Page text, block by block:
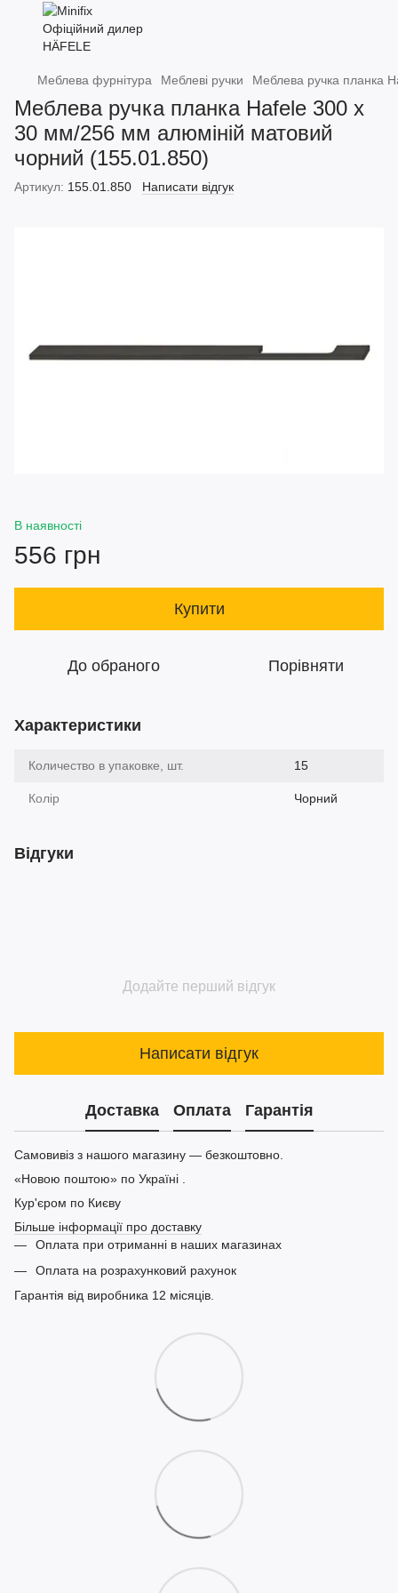
Меблева фурнітура Меблеві ручки Меблева ручка планка
Меблева ручка планка Hafele 300 х
30 мм/256 мм алюміній матовий
чорний (155.01.850)
Артикул: 155.01.850 Написати відгук
В наявності
556 грн
Купити
До обраного Порівняти
Характеристики
Количество в упаковке, шт. 15
Колір Чорний
Відгуки
Додайте перший відгук
Написати відгук
Доставка Оплата Гарантія
Самовивіз з нашого магазину — безкоштовно.
«Новою поштою» по Україні .
Кур'єром по Києву
Більше інформації про доставку
Оплата при отриманні в наших магазинах
Оплата на розрахунковий рахунок
Гарантія від виробника 12 місяців.